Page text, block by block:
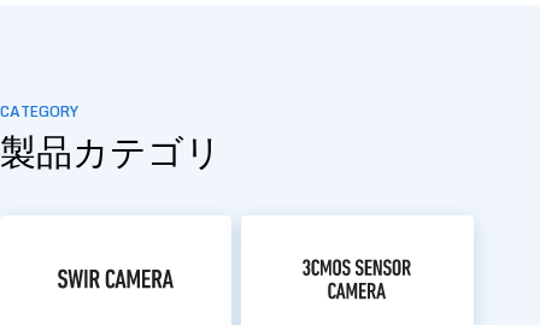
CATEGORY
製品カテゴリ